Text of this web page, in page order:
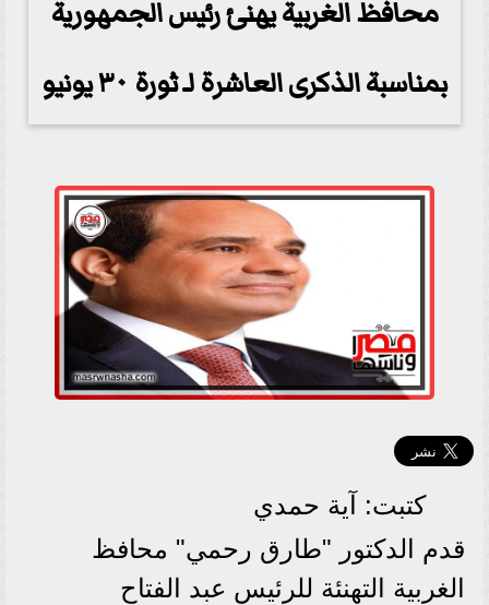
محافظ الغربية يهنئ رئيس الجمهورية
بمناسبة الذكرى العاشرة لـ ثورة ٣٠ يونيو
كتبت: آية حمدي
قدم الدكتور "طارق رحمي" محافظ
الغربية التهنئة للرئيس عبد الفتاح